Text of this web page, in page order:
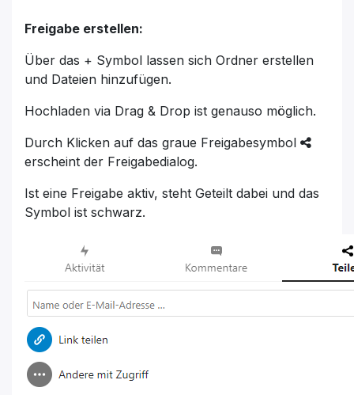
Freigabe erstellen:
Über das + Symbol lassen sich Ordner erstellen
und Dateien hinzufügen.
Hochladen via Drag & Drop ist genauso möglich.
Durch Klicken auf das graue Freigabesymbol
erscheint der Freigabedialog.
Ist eine Freigabe aktiv, steht Geteilt dabei und das
Symbol ist schwarz.